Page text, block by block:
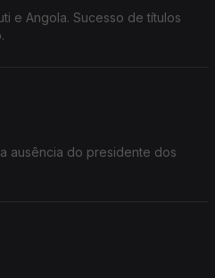
e Angola. Sucesso de títulos
ausência do presidente dos